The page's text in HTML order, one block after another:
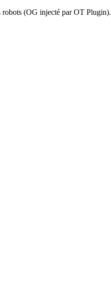
robots (OG injecté par OT Plugin).